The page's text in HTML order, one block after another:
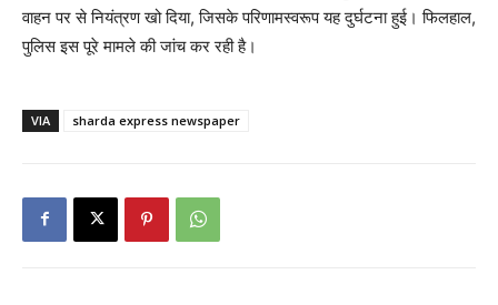
वाहन पर से नियंत्रण खो दिया, जिसके परिणामस्वरूप यह दुर्घटना हुई। फिलहाल,
पुलिस इस पूरे मामले की जांच कर रही है।
VIA sharda express newspaper